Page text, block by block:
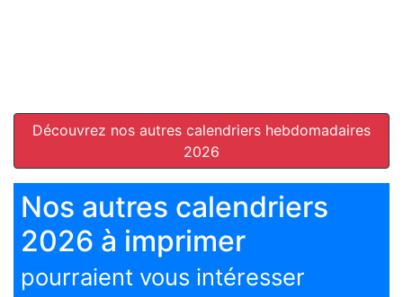
Découvrez nos autres calendriers hebdomadaires
2026
Nos autres calendriers
2026 à imprimer
pourraient vous intéresser